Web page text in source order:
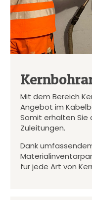
Mit dem Bereich
Angebot im
Somit erhalten Sie
Zuleitungen.
Dank
für jede Art von